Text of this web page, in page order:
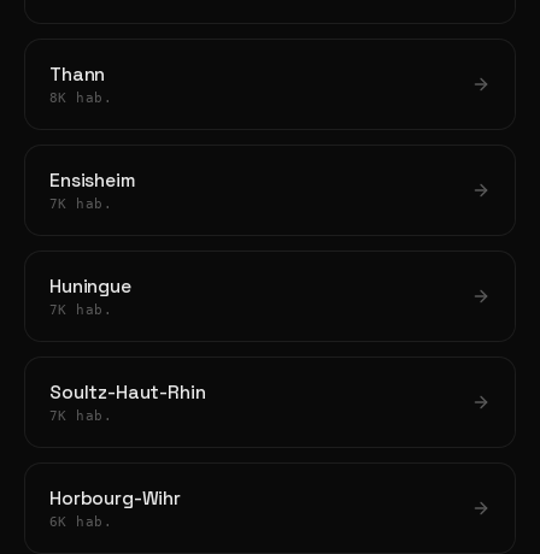
Thann
8K hab.
Ensisheim
7K hab.
Huningue
7K hab.
Soultz-Haut-Rhin
7K hab.
Horbourg-Wihr
6K hab.